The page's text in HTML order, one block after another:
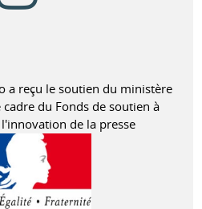
a reçu le soutien du ministère
du Fonds de soutien à
de la presse